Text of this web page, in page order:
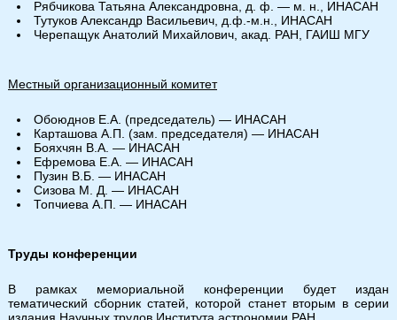
Рябчикова Татьяна Александровна, д. ф. — м. н., ИНАСАН
Тутуков Александр Васильевич, д.ф.-м.н., ИНАСАН
Черепащук Анатолий Михайлович, акад. РАН, ГАИШ МГУ
Местный организационный комитет
Обоюднов Е.А. (председатель) — ИНАСАН
Карташова А.П. (зам. председателя) — ИНАСАН
Бояхчян В.А. — ИНАСАН
Ефремова Е.А. — ИНАСАН
Пузин В.Б. — ИНАСАН
Сизова М. Д. — ИНАСАН
Топчиева А.П. — ИНАСАН
Труды конференции
В рамках мемориальной конференции будет издан
тематический сборник статей, которой станет вторым в серии